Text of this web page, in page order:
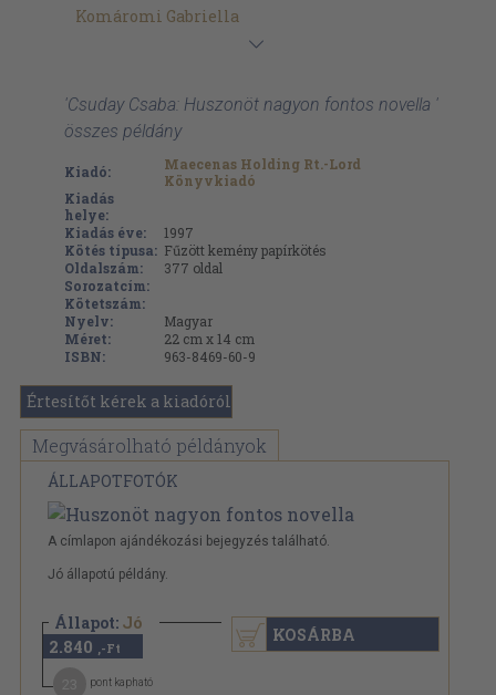
Komáromi Gabriella
'Csuday Csaba: Huszonöt nagyon fontos novella '
összes példány
Kiadó:
Maecenas Holding Rt.-Lord
Könyvkiadó
Kiadás
helye:
Kiadás éve:
1997
Kötés típusa: Fűzött kemény papírkötés
Oldalszám:
377 oldal
Sorozatcím:
Kötetszám:
Nyelv:
Magyar
Méret:
22 cm x 14 cm
ISBN:
963-8469-60-9
Értesítőt kérek a kiadóról
Megvásárolható példányok
ÁLLAPOTFOTÓK
A címlapon ajándékozási bejegyzés található.
Jó állapotú példány.
Állapot: Jó
2.840 ,-Ft
pont kapható
KOSÁRBA